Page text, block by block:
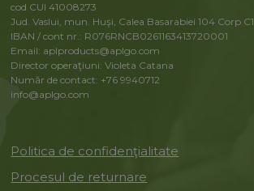
cod CUI 41008273
Jud. Vaslui, mun. Huşi, Calea Basarabiei 104 Corp C1
IBAN / cont nr.: R076RNCB0261163413720001
Email: aplproducts@aplgo.com
Director operaţiuni: Violeta Сatana
Număr de contact: +76 9940712
info@aplgo.com
Politica de confidenţialitate
Procesul de returnare